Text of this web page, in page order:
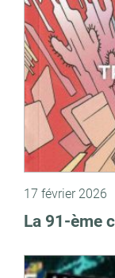
17 février 2026
La 91-ème